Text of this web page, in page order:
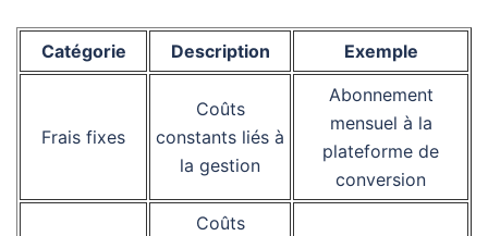
Catégorie Description Exemple
Frais fixes
Coûts
constants liés à
la gestion
Abonnement
mensuel à la
plateforme de
conversion
Coûts